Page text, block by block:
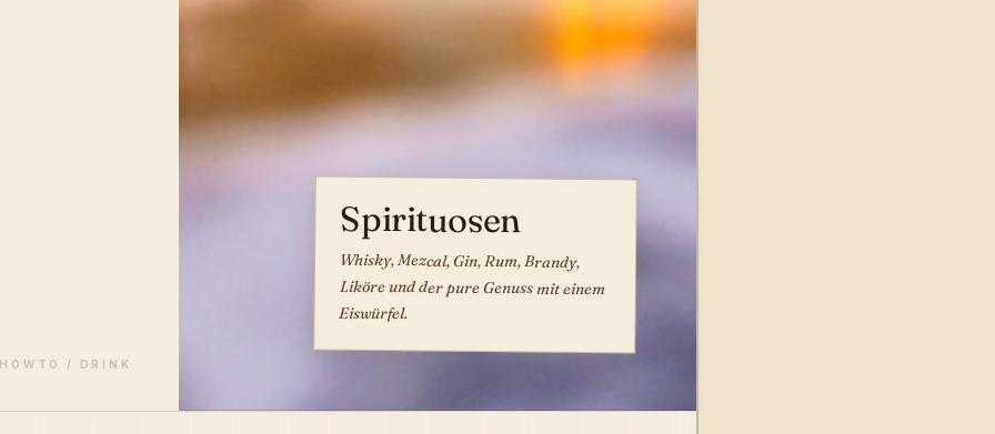
Spirituosen
Whisky, Mezcal, Gin, Rum, Brandy,
Liköre und der pure Genuss mit einem
Eiswürfel.